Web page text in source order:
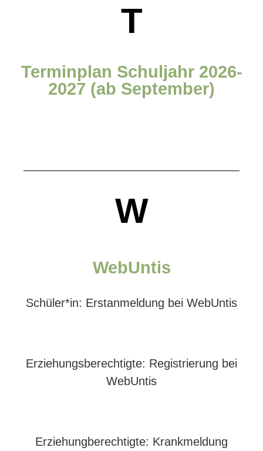
T
Terminplan Schuljahr 2026-
2027 (ab September)
W
WebUntis
Schüler*in: Erstanmeldung bei WebUntis
Erziehungsberechtigte: Registrierung bei
WebUntis
Erziehungberechtigte: Krankmeldung